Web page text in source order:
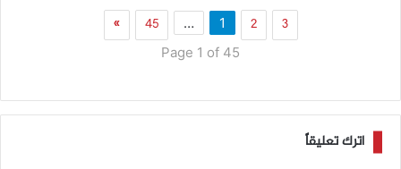
1 2 3
…
45
»
Page 1 of 45
اترك تعليقاً